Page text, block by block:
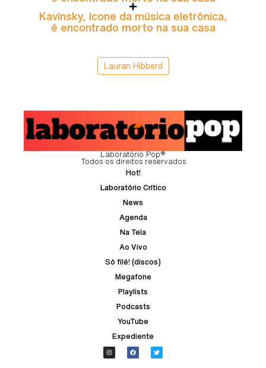
Kavinsky, ícone da música eletrônica,
é encontrado morto na sua casa
Lauran Hibberd
Laboratório Pop®
Todos os direitos reservados
Hot!
Laboratório Crítico
News
Agenda
Na Tela
Ao Vivo
Só filé! (discos)
Megafone
Playlists
Podcasts
YouTube
Expediente